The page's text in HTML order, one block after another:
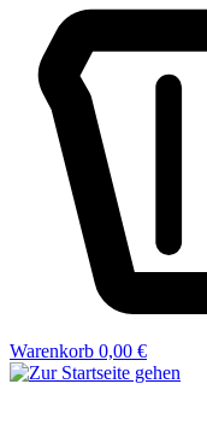
Warenkorb 0,00 €